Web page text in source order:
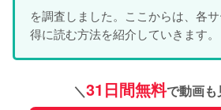
を調査しました。ここからは、各
得に読む方法を紹介していきます。
＼31日間無料で動画も